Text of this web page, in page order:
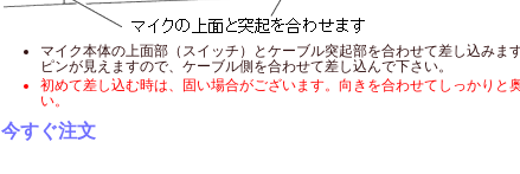
マイク本体の上面部（スイッチ）とケーブル突起部を合わせて差し込みま
ピンが見えますので、ケーブル側を合わせて差し込んで下さい。
初めて差し込む時は、固い場合がございます。向きを合わせてしっかりと
い。
今すぐ注文